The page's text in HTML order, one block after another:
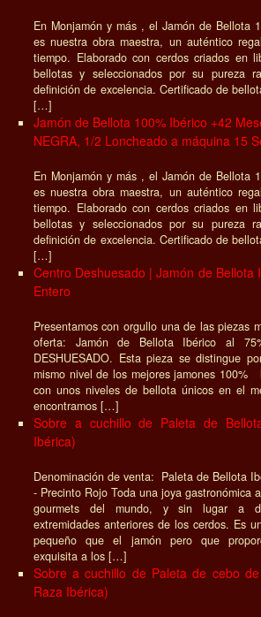
En Monjamón y más , el Jamón de Bellota
es nuestra obra maestra, un auténtico
tiempo. Elaborado con cerdos criados en
bellotas y seleccionados por su pureza
definición de excelencia. Certificado de
[…]
Jamón de Bellota 100% Ibérico +42
NEGRA, 1/2 Loncheado a máquina 15
En Monjamón y más , el Jamón de Bellota
es nuestra obra maestra, un auténtico
tiempo. Elaborado con cerdos criados en
bellotas y seleccionados por su pureza
definición de excelencia. Certificado de
[…]
Centro Deshuesado | Jamón de Bellota
Entero
Presentamos con orgullo una de las piezas
oferta: Jamón de Bellota Ibérico al
DESHUESADO. Esta pieza se distingue
mismo nivel de los mejores jamones 100%
con unos niveles de bellota únicos en el
encontramos […]
Sobre a cuchillo de Paleta de
Ibérica)
Denominación de venta: Paleta de Bellota
- Precinto Rojo Toda una joya gastronómica
gourmets del mundo, y sin lugar a
extremidades anteriores de los cerdos. Es
pequeño que el jamón pero que
exquisita a los […]
Sobre a cuchillo de Paleta de cebo
Raza Ibérica)